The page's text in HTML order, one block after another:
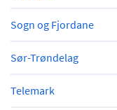
Sogn og Fjordane
Sør-Trøndelag
Telemark